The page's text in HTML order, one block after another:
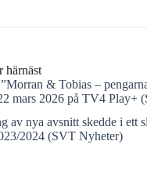
härnäst
& Tobias –
mars 2026 på TV4 Play+
av nya avsnitt skedde i ett
2024 (SVT Nyheter)